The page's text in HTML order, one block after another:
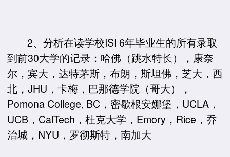
2、分析在读学校ISI 6年毕业生的所有录取
到前30大学的记录：哈佛（跳水特长），康奈
尔，宾大，达特茅斯，布朗，斯坦佛，芝大，西
北，JHU，卡梅，巴那德学院（哥大），
Pomona College, BC，密歇根安娜堡，UCLA，
UCB，CalTech，杜克大学，Emory，Rice，乔
治城，NYU，罗彻斯特，南加大